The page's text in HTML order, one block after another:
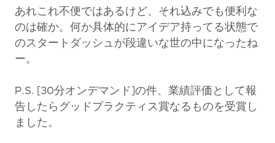
あれこれ不便ではあるけど、それ込みでも便利な
のは確か。何か具体的にアイデア持ってる状態で
のスタートダッシュが段違いな世の中になったね
ー。
P.S. [30分オンデマンド]の件、業績評価として報
告したらグッドプラクティス賞なるものを受賞し
ました。